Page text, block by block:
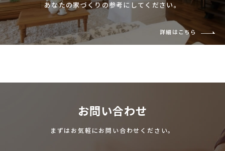
あなたの家づくりの参考にしてください。
詳細はこちら
お問い合わせ
まずはお気軽にお問い合わせください。